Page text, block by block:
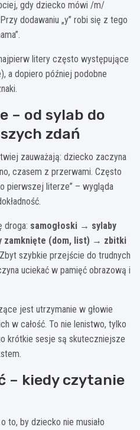
gdy dziecko mówi /m/
dodawaniu „y” robi się z tego
litery często występujące
a dopiero później podobne
– od sylab do
zdań
zauważają: dziecko zaczyna
czasem z przerwami. Często
pierwszej literze” – wygląda
droga: samogłoski → sylaby
zamknięte (dom, list) → zbitki
szybkie przejście do trudnych
uciekać w pamięć obrazową i
jest utrzymanie w głowie
w całość. To nie lenistwo, tylko
krótkie sesje są skuteczniejsze
– kiedy czytanie
to, by dziecko nie musiało